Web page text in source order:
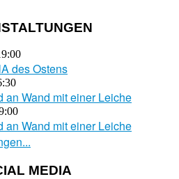
des Ostens
an Wand mit einer Leiche
an Wand mit einer Leiche
MEDIA